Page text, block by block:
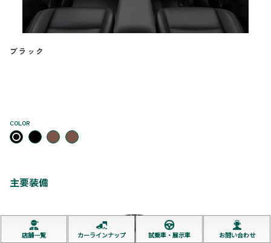
ブラック
COLOR
主要装備
店舗一覧 カーラインナップ 試乗車・展示車 お問い合わせ